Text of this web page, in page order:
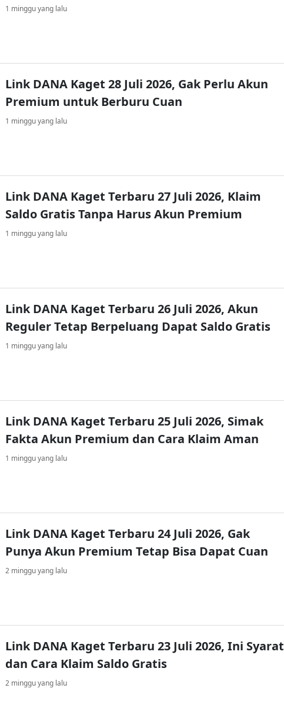
1 minggu yang lalu
Link DANA Kaget 28 Juli 2026, Gak Perlu Akun
Premium untuk Berburu Cuan
1 minggu yang lalu
Link DANA Kaget Terbaru 27 Juli 2026, Klaim
Saldo Gratis Tanpa Harus Akun Premium
1 minggu yang lalu
Link DANA Kaget Terbaru 26 Juli 2026, Akun
Reguler Tetap Berpeluang Dapat Saldo Gratis
1 minggu yang lalu
Link DANA Kaget Terbaru 25 Juli 2026, Simak
Fakta Akun Premium dan Cara Klaim Aman
1 minggu yang lalu
Link DANA Kaget Terbaru 24 Juli 2026, Gak
Punya Akun Premium Tetap Bisa Dapat Cuan
2 minggu yang lalu
Link DANA Kaget Terbaru 23 Juli 2026, Ini Syarat
dan Cara Klaim Saldo Gratis
2 minggu yang lalu